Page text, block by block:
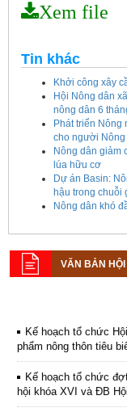
Xem file
Tin khác
Khởi công xây
Hội Nông dân
nông dân 6
Phát triển Nông
cho người Nông
Nông dân giảm
lúa hữu cơ
Dự án Basin:
hậu trong chuỗi
Nông dân khó
VĂN BẢN HỘI
Kế hoạch tổ chức
hội khóa XVI và ĐB
Hướng dẫn tuyên
đại biểu toàn quốc Hội